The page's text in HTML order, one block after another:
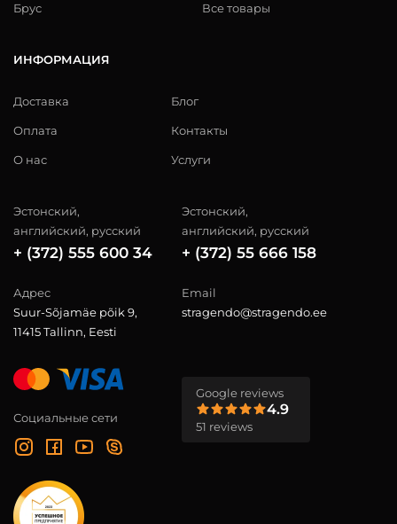
Брус Все товары
ИНФОРМАЦИЯ
Доставка
Оплата
О нас
Блог
Контакты
Услуги
Эстонский,
английский, русский
+ (372) 555 600 34
Эстонский,
английский, русский
+ (372) 55 666 158
Адрес
Suur-Sõjamäe põik 9,
11415 Tallinn, Eesti
Email
stragendo@stragendo.ee
Социальные сети
Google reviews
4.9
51 reviews